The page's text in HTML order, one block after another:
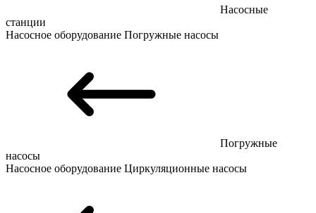
Насосные
станции
Насосное оборудование Погружные насосы
Погружные
насосы
Насосное оборудование Циркуляционные насосы